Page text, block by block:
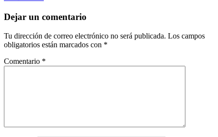
Dejar un comentario
Tu dirección de correo electrónico no será publicada. Los campos
obligatorios están marcados con *
Comentario *